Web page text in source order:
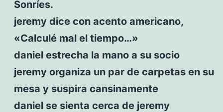
Sonríes.
jeremy dice con acento americano,
«Calculé mal el tiempo…»
daniel estrecha la mano a su socio
jeremy organiza un par de carpetas en su
mesa y suspira cansinamente
daniel se sienta cerca de jeremy